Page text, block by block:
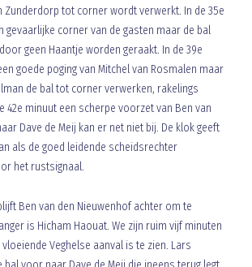
tot corner wordt verwerkt. In de 35e
gevaarlijke corner van de gasten maar de bal
geen Haantje worden geraakt. In de 39e
goede poging van Mitchel van Rosmalen maar
de bal tot corner verwerken, rakelings
42e minuut een scherpe voorzet van Ben van
Dave de Meij kan er net niet bij. De klok geeft
als de goed leidende scheidsrechter
het rustsignaal.
Ben van den Nieuwenhof achter om te
is Hicham Haouat. We zijn ruim vijf minuten
Veghelse aanval is te zien. Lars